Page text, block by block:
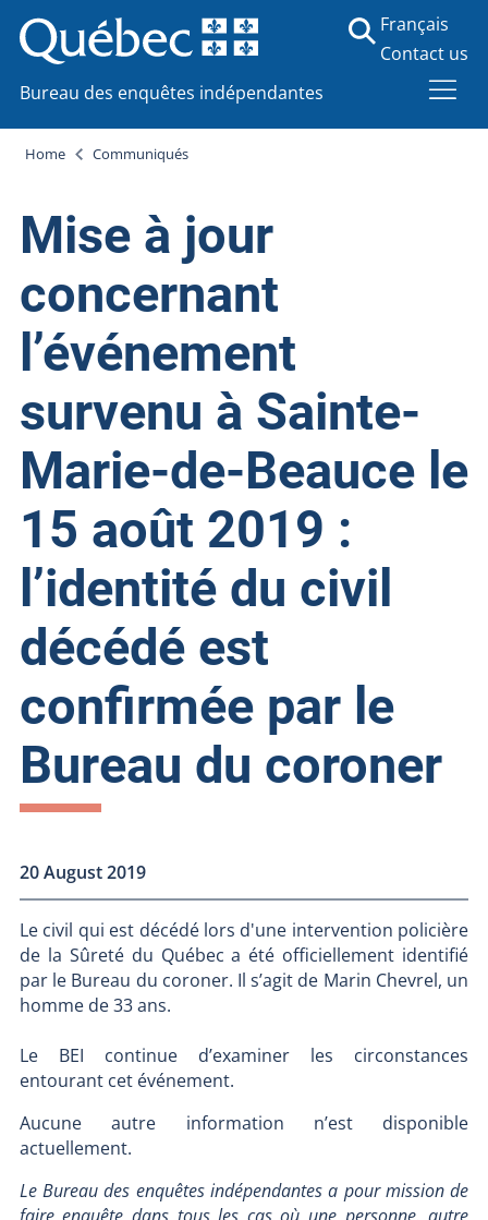
Bureau des enquêtes indépendantes
Français
Contact us
Home Communiqués
Mise à jour
concernant
l’événement
survenu à Sainte-
Marie-de-Beauce le
15 août 2019 :
l’identité du civil
décédé est
confirmée par le
Bureau du coroner
20 August 2019
Le civil qui est décédé lors d'une intervention policière
de la Sûreté du Québec a été officiellement identifié
par le Bureau du coroner. Il s’agit de Marin Chevrel, un
homme de 33 ans.
Le BEI continue d’examiner les circonstances
entourant cet événement.
Aucune autre information n’est disponible
actuellement.
Le Bureau des enquêtes indépendantes a pour mission de
faire enquête dans tous les cas où une personne, autre